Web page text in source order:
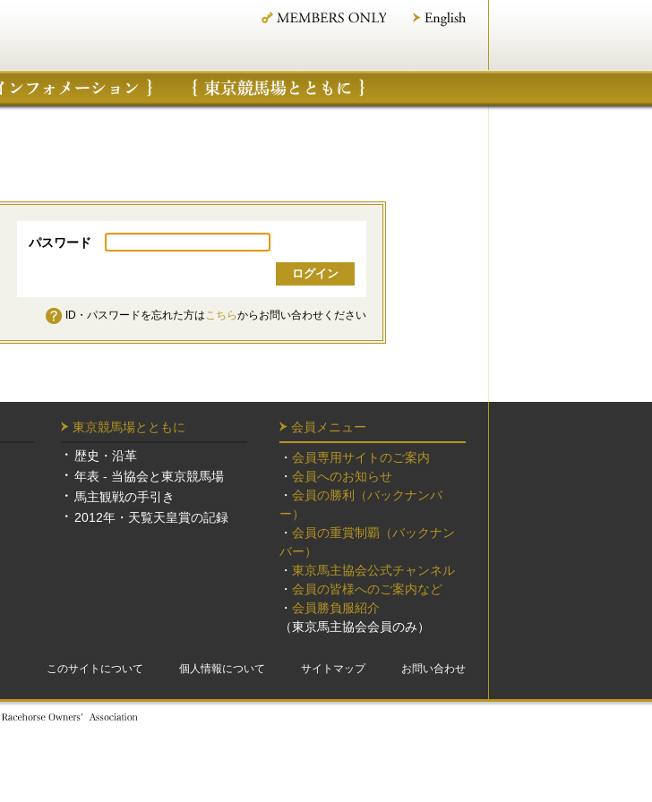
パスワード
ID・パスワードを忘れた方はこちらからお問い合わせください
東京競馬場とともに
歴史・沿革
年表 - 当協会と東京競馬場
馬主観戦の手引き
2012年・天覧天皇賞の記録
会員メニュー
・ 会員専用サイトのご案内
・ 会員へのお知らせ
・ 会員の勝利（バックナンバ
ー）
・ 会員の重賞制覇（バックナン
バー）
・ 東京馬主協会公式チャンネル
・ 会員の皆様へのご案内など
・ 会員勝負服紹介
（東京馬主協会会員のみ）
このサイトについて 個人情報について サイトマップ お問い合わせ